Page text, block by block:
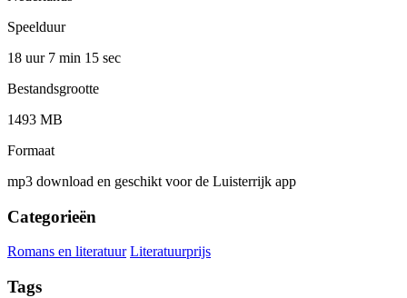
Speelduur
18 uur 7 min 15 sec
Bestandsgrootte
1493 MB
Formaat
mp3 download en geschikt voor de Luisterrijk app
Categorieën
Romans en literatuur Literatuurprijs
Tags